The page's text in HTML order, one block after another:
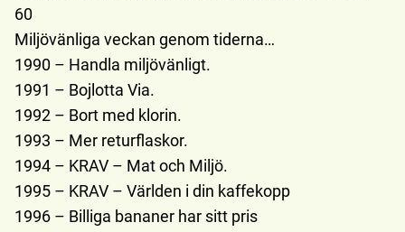
60
Miljövänliga veckan genom tiderna…
1990 – Handla miljövänligt.
1991 – Bojlotta Via.
1992 – Bort med klorin.
1993 – Mer returflaskor.
1994 – KRAV – Mat och Miljö.
1995 – KRAV – Världen i din kaffekopp
1996 – Billiga bananer har sitt pris